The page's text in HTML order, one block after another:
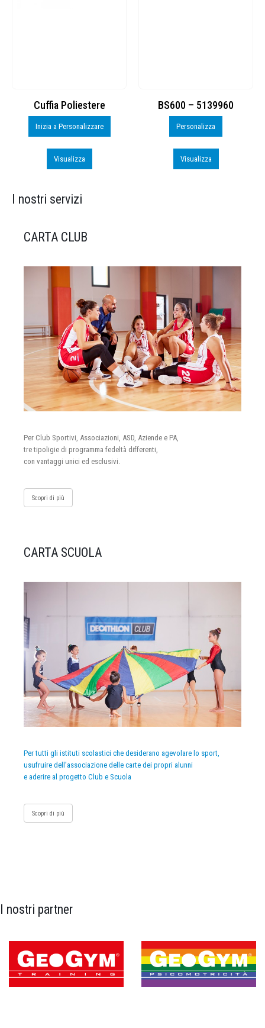
BS600 – 5139960
Personalizza
Visualizza
Toppe ricamate in HD
Personalizza
Visualizza
I nostri servizi
CARTA CLUB
Per Club Sportivi, Associazioni, ASD, Aziende e PA,
tre tipoligie di programma fedeltà differenti,
con vantaggi unici ed esclusivi.
Scopri di più
CARTA SCUOLA
Per tutti gli istituti scolastici che desiderano agevolare lo sport,
usufruire dell’associazione delle carte dei propri alunni
e aderire al progetto Club e Scuola
Scopri di più
I nostri partner